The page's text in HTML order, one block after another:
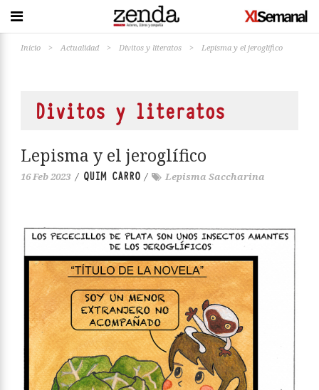
Inicio > Actualidad > Divitos y literatos > Lepisma y el jeroglífico
Divitos y literatos
Lepisma y el jeroglífico
16 Feb 2023 / QUIM CARRO / Lepisma Saccharina